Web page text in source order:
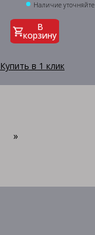
Наличие уточняйте
В
корзину
Купить в 1 клик
»